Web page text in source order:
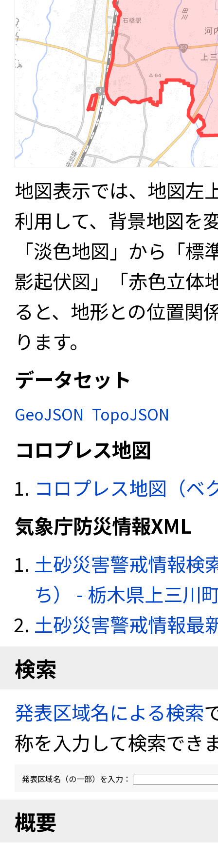
地図表示では、地図左
利用して、背景地図を
「淡色地図」から「
影起伏図」「赤色立体
ると、地形との位置関
ります。
データセット
GeoJSON TopoJSON
コロプレス地図
コロプレス地図（ベ
気象庁防災情報XML
土砂災害警戒情報検
ち） - 栃木県上三川
土砂災害警戒情報最
検索
発表区域名による検索
称を入力して検索でき
発表区域名（の一部）を入力：
概要